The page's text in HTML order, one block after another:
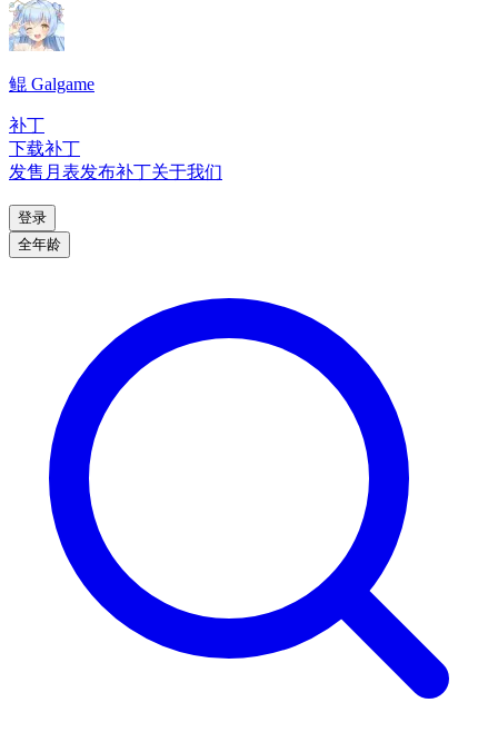
鲲 Galgame
补丁
下载补丁
发售月表发布补丁关于我们
登录
全年龄